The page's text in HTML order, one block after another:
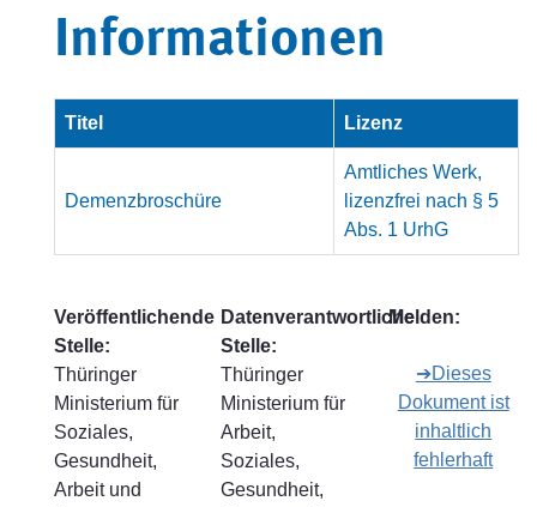
Informationen
Titel Lizenz
Demenzbroschüre
Amtliches Werk,
lizenzfrei nach § 5
Abs. 1 UrhG
Veröffentlichende
Stelle:
Thüringer
Ministerium für
Soziales,
Gesundheit,
Arbeit und
Datenverantwortliche
Stelle:
Thüringer
Ministerium für
Arbeit,
Soziales,
Gesundheit,
Melden:
➔Dieses
Dokument ist
inhaltlich
fehlerhaft